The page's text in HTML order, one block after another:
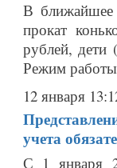
В ближайшее
прокат
рублей, дети
Режим
12 января
учета
С 1 января